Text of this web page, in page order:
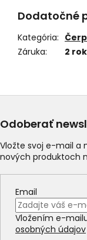
Dodatočné
Kategória:
Záruka: 2
Odoberať
Vložte svoj e-mail a
nových produktoch
Email
Vložením e-
osobných údajov